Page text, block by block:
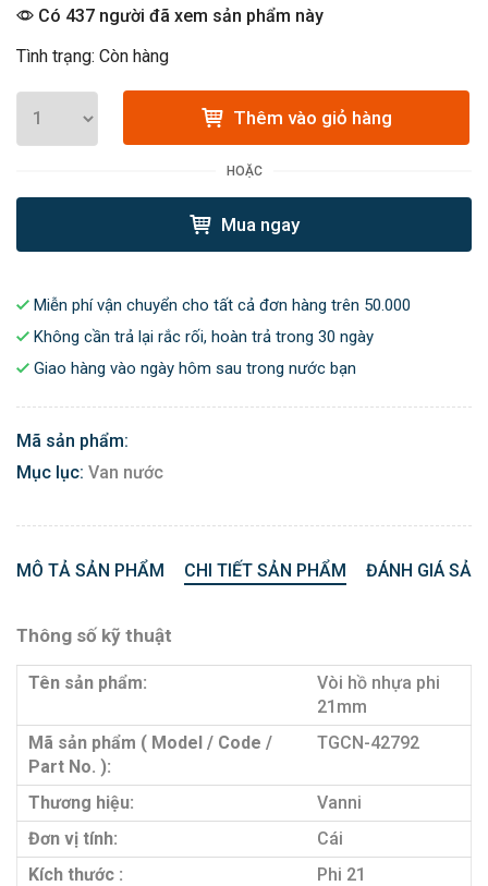
Có 437 người đã xem sản phẩm này
Tình trạng: Còn hàng
Thêm vào giỏ hàng
HOẶC
Mua ngay
Miễn phí vận chuyển cho tất cả đơn hàng trên 50.000
Không cần trả lại rắc rối, hoàn trả trong 30 ngày
Giao hàng vào ngày hôm sau trong nước bạn
Mã sản phẩm:
Mục lục: Van nước
MÔ TẢ SẢN PHẨM CHI TIẾT SẢN PHẨM ĐÁNH GIÁ
Thông số kỹ thuật
Tên sản phẩm:
Vòi hồ nhựa phi
21mm
Mã sản phẩm ( Model / Code /
Part No. ):
TGCN-42792
Thương hiệu:
Vanni
Đơn vị tính:
Cái
Kích thước :
Phi 21